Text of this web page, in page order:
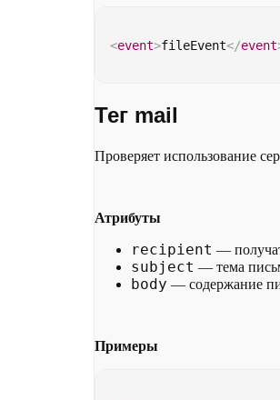
<event>fileEvent</event
Тег mail
Проверяет использование
Атрибуты
recipient —
subject — тема
body — содержание
Примеры